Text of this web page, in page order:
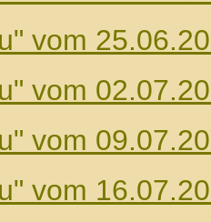
vom
vom
vom
vom